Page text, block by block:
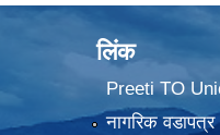
लिंक
Preeti TO
नागरिक वडापत्र